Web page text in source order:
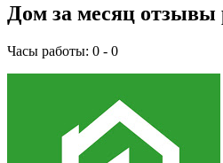
Дом за месяц отзывы
Часы работы: 0 - 0